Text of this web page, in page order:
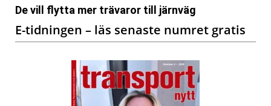
De vill flytta mer trävaror till järnväg
E-tidningen – läs senaste numret gratis